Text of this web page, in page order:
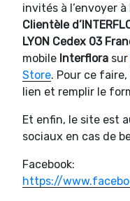
invités à l’envoyer à
Clientèle
LYON Cedex 03
mobile Interflora sur
Store. Pour ce
lien et remplir le
Et enfin, le site est
sociaux en cas de
Facebook:
https://